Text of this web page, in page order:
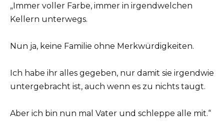
„Immer voller Farbe, immer in irgendwelchen
Kellern unterwegs.
Nun ja, keine Familie ohne Merkwürdigkeiten.
Ich habe ihr alles gegeben, nur damit sie irgendwie
untergebracht ist, auch wenn es zu nichts taugt.
Aber ich bin nun mal Vater und schleppe alle mit.“